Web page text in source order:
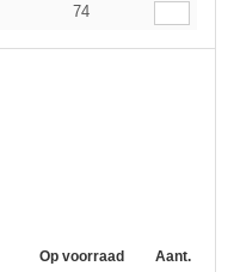
74
Op voorraad Aant.